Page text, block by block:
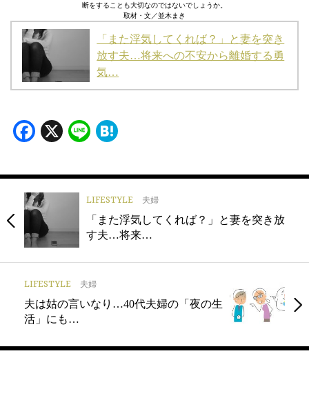
断をすることも大切なのではないでしょうか。
取材・文／並木まき
「また浮気してくれば？」と妻を突き
放す夫…将来への不安から離婚する勇
気…
Facebook
X Line
LIFESTYLE 夫婦
「また浮気してくれば？」と妻を突き放
す夫…将来…
LIFESTYLE 夫婦
夫は姑の言いなり…40代夫婦の「夜の生
活」にも…